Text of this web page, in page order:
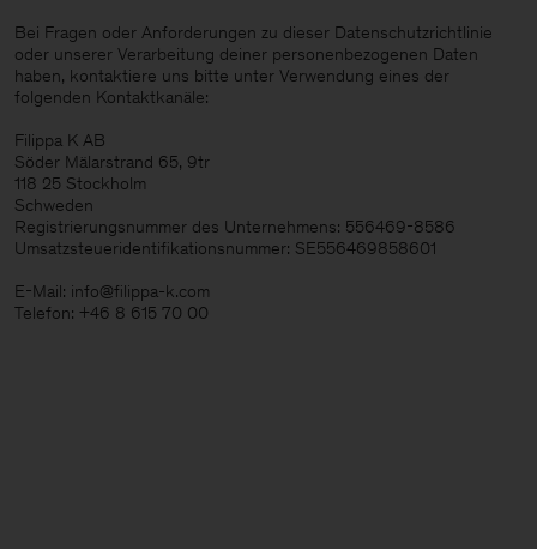
Bei Fragen oder Anforderungen zu dieser Datenschutzrichtlinie
oder unserer Verarbeitung deiner personenbezogenen Daten
haben, kontaktiere uns bitte unter Verwendung eines der
folgenden Kontaktkanäle:
Filippa K AB
Söder Mälarstrand 65, 9tr
118 25 Stockholm
Schweden
Registrierungsnummer des Unternehmens: 556469-8586
Umsatzsteueridentifikationsnummer: SE556469858601
E-Mail: info@filippa-k.com
Telefon: +46 8 615 70 00